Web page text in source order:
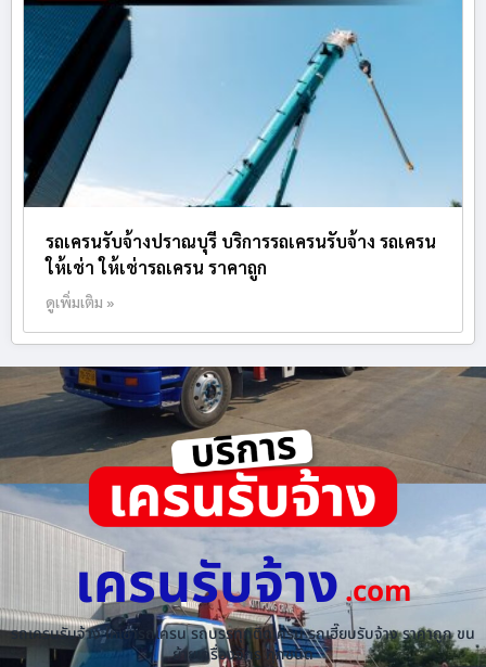
รถเครนรับจ้างปราณบุรี บริการรถเครนรับจ้าง รถเครน
ให้เช่า ให้เช่ารถเครน ราคาถูก
ดูเพิ่มเติม »
เครนรับจ้าง.com
รถเครนรับจ้าง ให้เช่ารถเครน รถบรรทุกติดเครน รถเฮี๊ยบรับจ้าง ราคาถูก ขน
ย้ายเครื่องจักร ทุกชนิด